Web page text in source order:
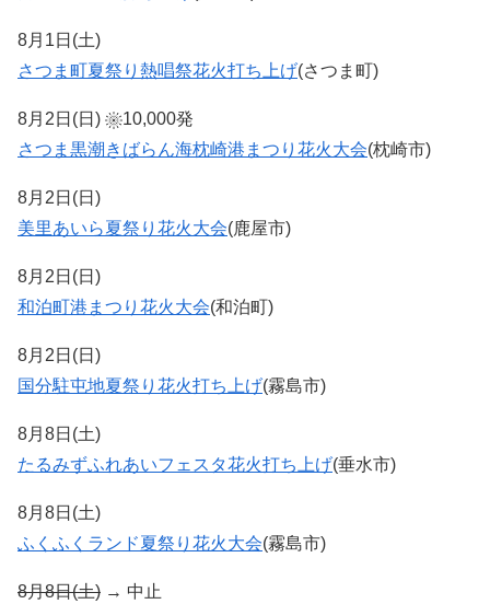
8月1日(土)
さつま町夏祭り熱唱祭花火打ち上げ(さつま町)
8月2日(日)
10,000発
さつま黒潮きばらん海枕崎港まつり花火大会(枕崎市)
8月2日(日)
美里あいら夏祭り花火大会(鹿屋市)
8月2日(日)
和泊町港まつり花火大会(和泊町)
8月2日(日)
国分駐屯地夏祭り花火打ち上げ(霧島市)
8月8日(土)
たるみずふれあいフェスタ花火打ち上げ(垂水市)
8月8日(土)
ふくふくランド夏祭り花火大会(霧島市)
8月8日(土) → 中止